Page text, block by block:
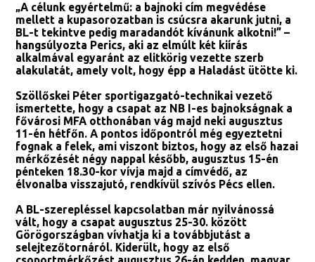
„A célunk egyértelmű: a bajnoki cím megvédése
mellett a kupasorozatban is csúcsra akarunk jutni, a
BL-t tekintve pedig maradandót kívánunk alkotni!” –
hangsúlyozta Perics, aki az elmúlt két kiírás
alkalmával egyaránt az elitkörig vezette szerb
alakulatát, amely volt, hogy épp a Haladást ütötte ki.
Szöllőskei Péter sportigazgató-technikai vezető
ismertette, hogy a csapat az NB I-es bajnokságnak a
fővárosi MFA otthonában vág majd neki augusztus
11-én hétfőn. A pontos időpontról még egyeztetni
fognak a felek, ami viszont biztos, hogy az első hazai
mérkőzését négy nappal később, augusztus 15-én
pénteken 18.30-kor vívja majd a címvédő, az
élvonalba visszajutó, rendkívül szívós Pécs ellen.
A BL-szerepléssel kapcsolatban már nyilvánossá
vált, hogy a csapat augusztus 25-30. között
Görögországban vívhatja ki a továbbjutást a
selejtezőtornáról. Kiderült, hogy az első